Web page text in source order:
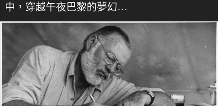
中，穿越午夜巴黎的夢幻…